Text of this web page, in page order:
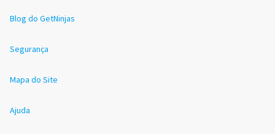
Blog do GetNinjas
Segurança
Mapa do Site
Ajuda